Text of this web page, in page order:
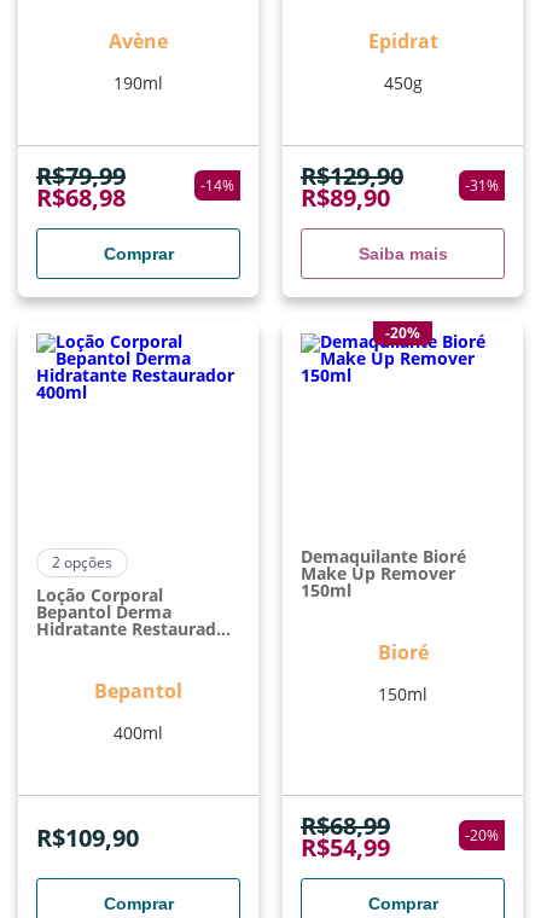
Avène
190ml
R$79,99
R$68,98 -14%
Comprar
Epidrat
450g
R$129,90
R$89,90 -31%
Saiba mais
2opções
Loção Corporal
Bepantol Derma
Hidratante Restaurador
Bepantol
400ml
R$109,90
Comprar
-20%
Demaquilante Bioré
Make Up Remover
150ml
Bioré
150ml
R$68,99
R$54,99 -20%
Comprar